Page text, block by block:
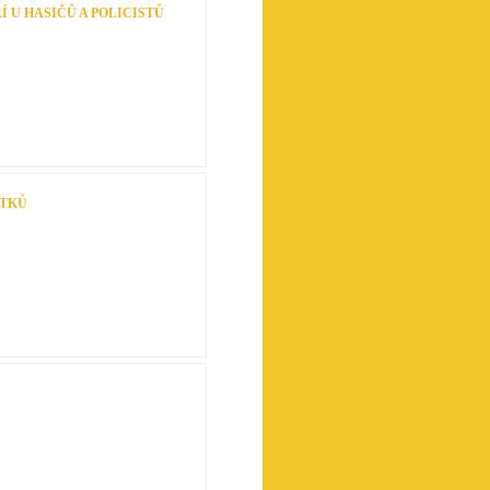
U HASIČŮ A POLICISTŮ